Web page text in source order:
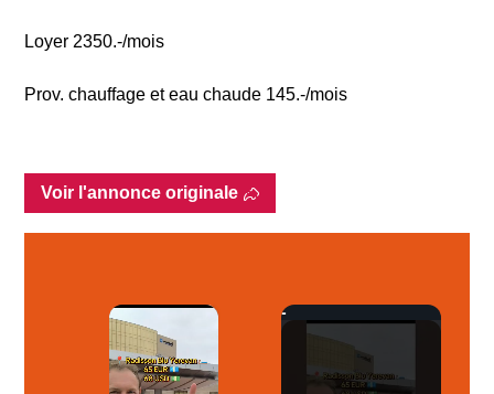
Loyer 2350.-/mois
Prov. chauffage et eau chaude 145.-/mois
Voir l'annonce originale
×